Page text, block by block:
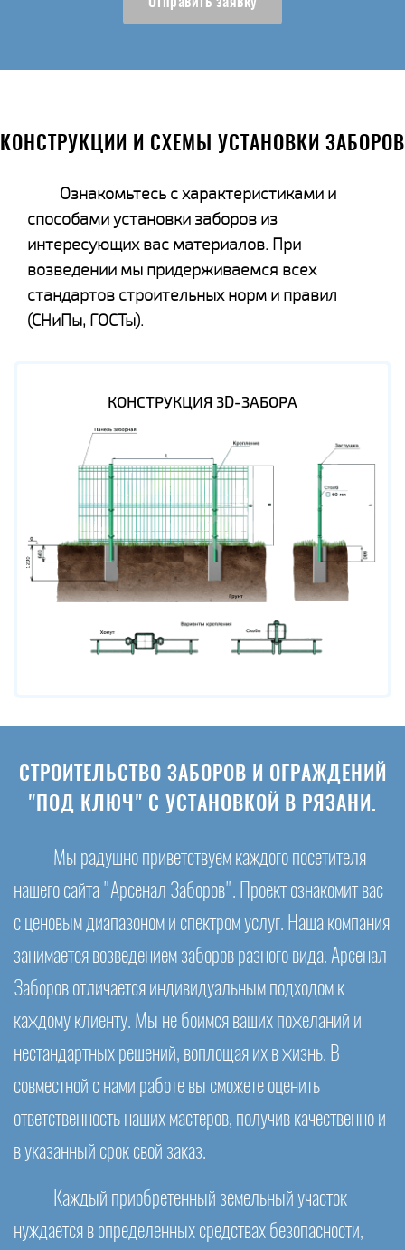
КОНСТРУКЦИИ И СХЕМЫ УСТАНОВКИ ЗАБОРОВ
Ознакомьтесь с характеристиками и
способами установки заборов из
интересующих вас материалов. При
возведении мы придерживаемся всех
стандартов строительных норм и правил
(СНиПы, ГОСТы).
КОНСТРУКЦИЯ 3D-ЗАБОРА
СТРОИТЕЛЬСТВО ЗАБОРОВ И ОГРАЖДЕНИЙ
"ПОД КЛЮЧ" С УСТАНОВКОЙ В РЯЗАНИ.
Мы радушно приветствуем каждого посетителя
нашего сайта "Арсенал Заборов". Проект ознакомит вас
с ценовым диапазоном и спектром услуг. Наша компания
занимается возведением заборов разного вида. Арсенал
Заборов отличается индивидуальным подходом к
каждому клиенту. Мы не боимся ваших пожеланий и
нестандартных решений, воплощая их в жизнь. В
совместной с нами работе вы сможете оценить
ответственность наших мастеров, получив качественно и
в указанный срок свой заказ.
Каждый приобретенный земельный участок
нуждается в определенных средствах безопасности,